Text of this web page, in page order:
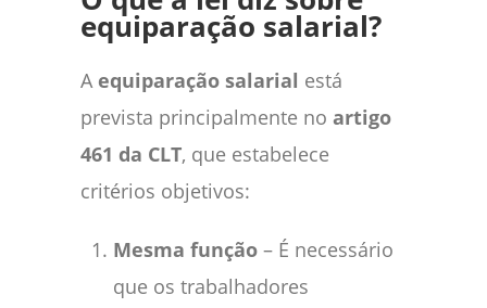
equiparação salarial?
A equiparação salarial está
prevista principalmente no artigo
461 da CLT, que estabelece
critérios objetivos:
Mesma função – É necessário
que os trabalhadores